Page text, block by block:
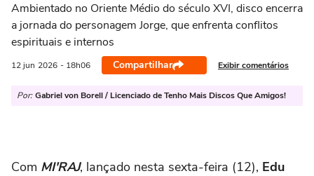
Ambientado no Oriente Médio do século XVI, disco encerra
a jornada do personagem Jorge, que enfrenta conflitos
espirituais e internos
12 jun 2026 - 18h06 Compartilhar Exibir comentários
Por: Gabriel von Borell / Licenciado de Tenho Mais Discos Que Amigos!
Com MI'RAJ, lançado nesta sexta-feira (12), Edu